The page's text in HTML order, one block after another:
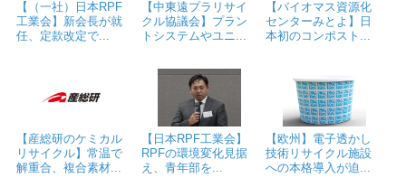
【（一社）日本RPF
工業会】新会長が就
任、定款改定で...
【中東遠プラリサイ
クル協議会】プラン
トシステムやユニ...
【バイオマス資源化
センターみとよ】日
本初のコンポスト...
【産総研のケミカル
リサイクル】常温で
解重合、複合素材...
【日本RPF工業会】
RPFの環境変化見据
え、青年部を...
【欧州】電子透かし
技術リサイクル施設
への本格導入が迫...